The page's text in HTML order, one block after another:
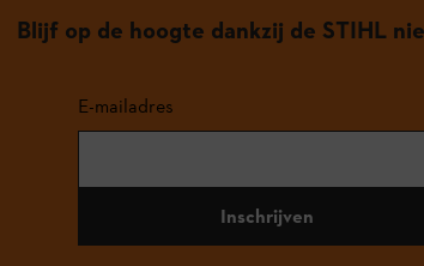
Blijf op de hoogte dankzij de STIHL
E-mailadres
Inschrijven